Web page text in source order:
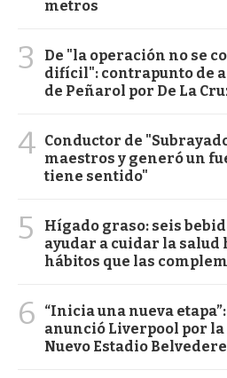
metros
3
De "la operación no se
difícil": contrapunto de
de Peñarol por De La
4 Conductor de
maestros y generó un
tiene sentido"
5
Hígado graso: seis
ayudar a cuidar la salud
hábitos que las
6
“Inicia una nueva
anunció Liverpool por
Nuevo Estadio Belvedere